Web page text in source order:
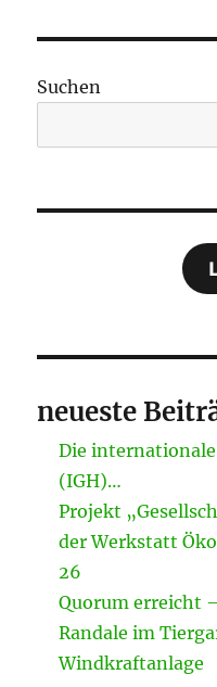
Suchen
neueste
Die
(IGH)…
Projekt
der Werkstatt
26
Quorum erreicht
Randale im
Windkraftanlage